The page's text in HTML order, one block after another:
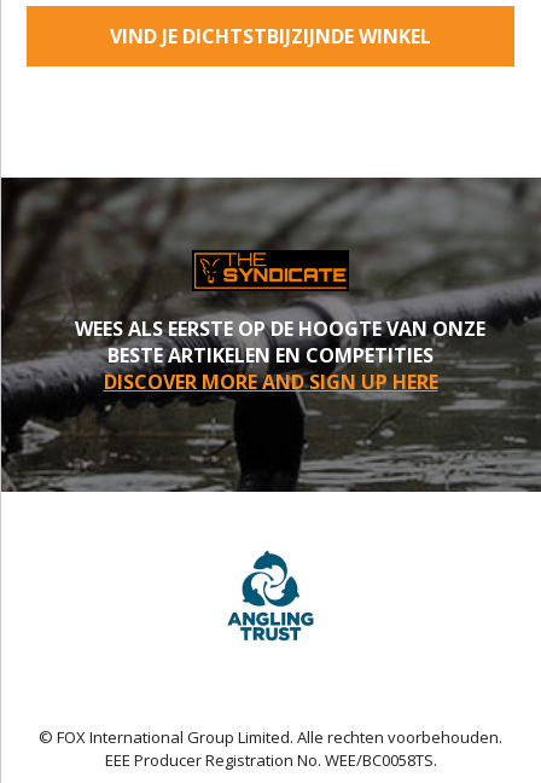
VIND JE DICHTSTBIJZIJNDE WINKEL
WEES ALS EERSTE OP DE HOOGTE VAN ONZE
BESTE ARTIKELEN EN COMPETITIES
DISCOVER MORE AND SIGN UP HERE
© FOX International Group Limited. Alle rechten voorbehouden.
EEE Producer Registration No. WEE/BC0058TS.